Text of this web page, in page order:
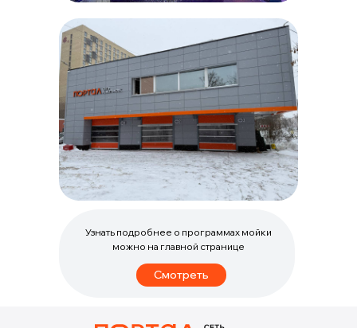
Узнать подробнее о программах мойки
можно на главной странице
Смотреть